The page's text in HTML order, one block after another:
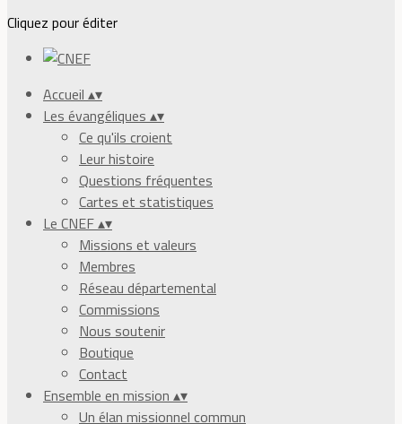
Cliquez pour éditer
Accueil ▴▾
Les évangéliques ▴▾
Ce qu'ils croient
Leur histoire
Questions fréquentes
Cartes et statistiques
Le CNEF▴▾
Missions et valeurs
Membres
Réseau départemental
Commissions
Nous soutenir
Boutique
Contact
Ensemble en mission ▴▾
Un élan missionnel commun